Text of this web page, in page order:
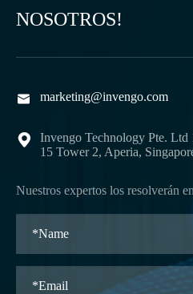
NOSOTROS!
 marketing@invengo.com

Invengo Technology Pte.
15 Tower 2, Aperia,
Nuestros expertos los resolverán